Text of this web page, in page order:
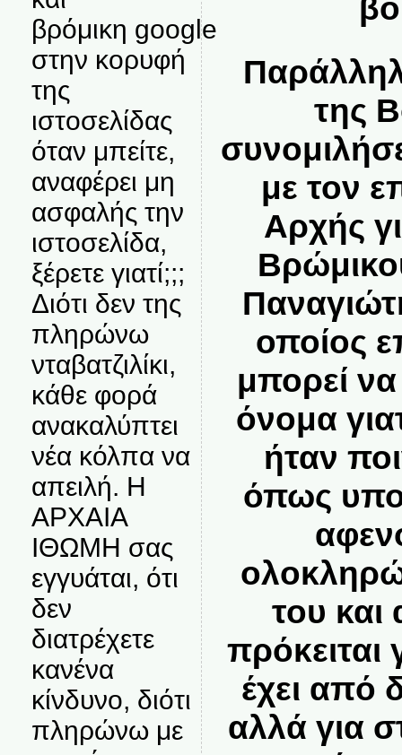
βρόμικη google
στην κορυφή
της
ιστοσελίδας
όταν μπείτε,
αναφέρει μη
ασφαλής την
ιστοσελίδα,
ξέρετε γιατί;;;
Διότι δεν της
πληρώνω
νταβατζιλίκι,
κάθε φορά
ανακαλύπτει
νέα κόλπα να
απειλή. Η
ΑΡΧΑΙΑ
ΙΘΩΜΗ σας
εγγυάται, ότι
δεν
διατρέχετε
κανένα
κίνδυνο, διότι
πληρώνω με
της
με τον
Αρχής
οποίος
μπορεί
όνομα
ήταν
όπως
του και
πρόκειται
έχει από
αλλά για